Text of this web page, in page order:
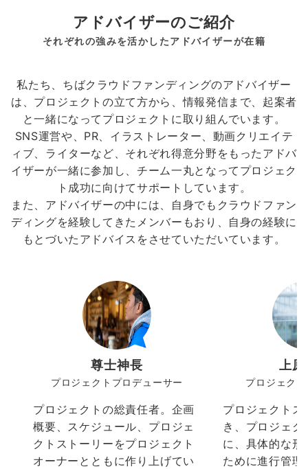
アドバイザーのご紹介
それぞれの強みを活かしたアドバイザーが在籍
私たち、ちばクラウドファンディングのアドバイザー
は、プロジェクトの立て方から、情報発信まで、起案者
と一緒になってプロジェクトに取り組んでいます。
SNS運営や、PR、イラストレーター、動画クリエイテ
ィブ、ライターなど、それぞれ得意分野をもったアドバ
イザーが一緒に参加し、チーム一丸となってプロジェク
ト成功に向けてサポートしています。
また、アドバイザーの中には、自身でもクラウドファン
ディングを経験してきたメンバーもおり、自身の経験に
もとづいたアドバイスをさせていただいています。
尊士神長
プロジェクトプロデューサー
プロジェクトの総責任者。企画
概要、スケジュール、プロジェ
クトストーリーをプロジェクト
オーナーとともに作り上げてい
上
プロジェク
プロジェクト
き、プロジェ
に、具体的な
ために進行管